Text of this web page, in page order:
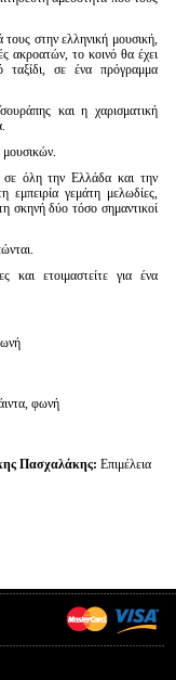
στην ελληνική μουσική,
ακροατών, το κοινό θα έχει
ταξίδι, σε ένα πρόγραμμα
και η χαρισματική
μουσικών.
σε όλη την Ελλάδα και την
εμπειρία γεμάτη μελωδίες,
σκηνή δύο τόσο σημαντικοί
και ετοιμαστείτε για ένα
φωνή
Πασχαλάκης:Επιμέλεια